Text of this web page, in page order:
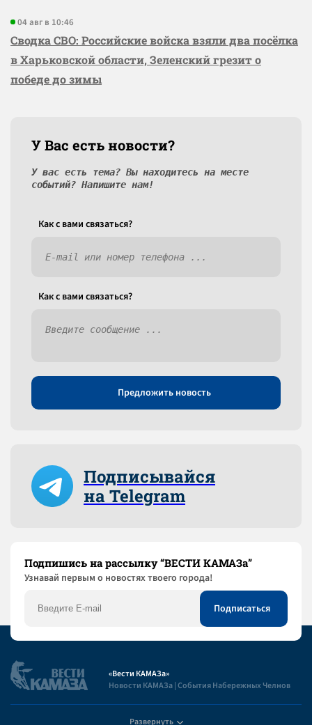
04 авг в 10:46
Сводка СВО: Российские войска взяли два посёлка
в Харьковской области, Зеленский грезит о
победе до зимы
У Вас есть новости?
У вас есть тема? Вы находитесь на месте
событий? Напишите нам!
Как c вами связаться?
Как c вами связаться?
Предложить новость
Подписывайся
на Telegram
Подпишись на рассылку “ВЕСТИ КАМАЗа”
Узнaвай первым о новостях твоего города!
«Вести КАМАЗа»
Новости КАМАЗа | События Набережных Челнов
Развернуть